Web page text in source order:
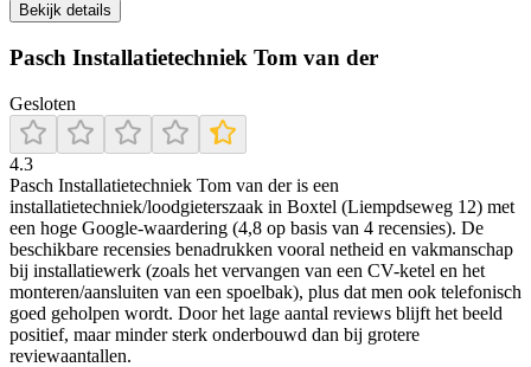
Bekijk details
Pasch Installatietechniek Tom van der
Gesloten
4.3
Pasch Installatietechniek Tom van der is een
installatietechniek/loodgieterszaak in Boxtel (Liempdseweg 12) met
een hoge Google-waardering (4,8 op basis van 4 recensies). De
beschikbare recensies benadrukken vooral netheid en vakmanschap
bij installatiewerk (zoals het vervangen van een CV-ketel en het
monteren/aansluiten van een spoelbak), plus dat men ook telefonisch
goed geholpen wordt. Door het lage aantal reviews blijft het beeld
positief, maar minder sterk onderbouwd dan bij grotere
reviewaantallen.